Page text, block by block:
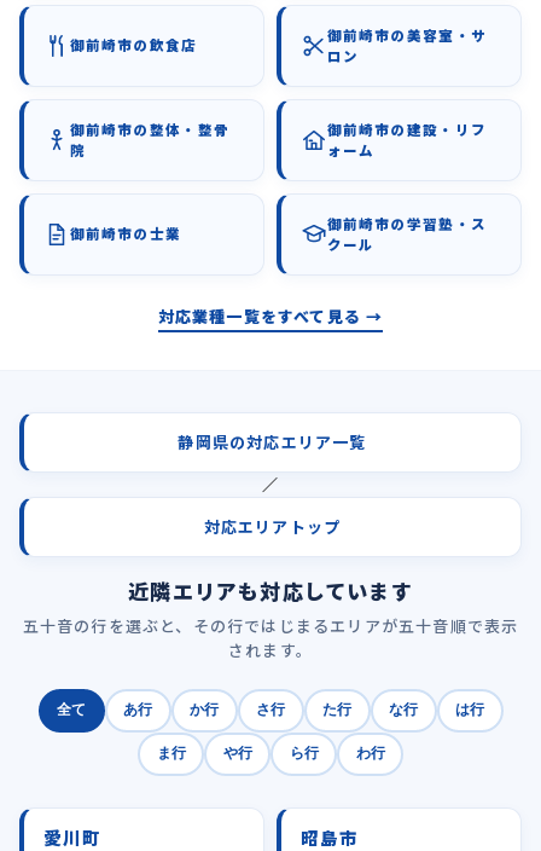
御前崎市の飲食店
御前崎市の美容室・サ
ロン
御前崎市の整体・整骨
院
御前崎市の建設・リフ
ォーム
御前崎市の士業
御前崎市の学習塾・ス
クール
対応業種一覧をすべて見る →
静岡県の対応エリア一覧
／
対応エリアトップ
近隣エリアも対応しています
五十音の行を選ぶと、その行ではじまるエリアが五十音順で表示
されます。
全て あ行 か行 さ行 た行 な行 は行
ま行 や行 ら行 わ行
愛川町 昭島市